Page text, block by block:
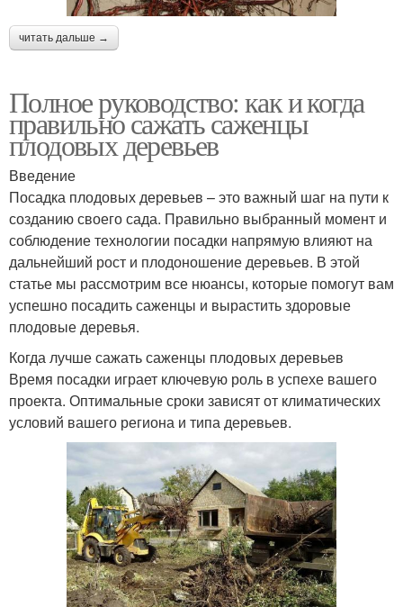
читать дальше →
Полное руководство: как и когда
правильно сажать саженцы
плодовых деревьев
Введение
Посадка плодовых деревьев – это важный шаг на пути к
созданию своего сада. Правильно выбранный момент и
соблюдение технологии посадки напрямую влияют на
дальнейший рост и плодоношение деревьев. В этой
статье мы рассмотрим все нюансы, которые помогут вам
успешно посадить саженцы и вырастить здоровые
плодовые деревья.
Когда лучше сажать саженцы плодовых деревьев
Время посадки играет ключевую роль в успехе вашего
проекта. Оптимальные сроки зависят от климатических
условий вашего региона и типа деревьев.